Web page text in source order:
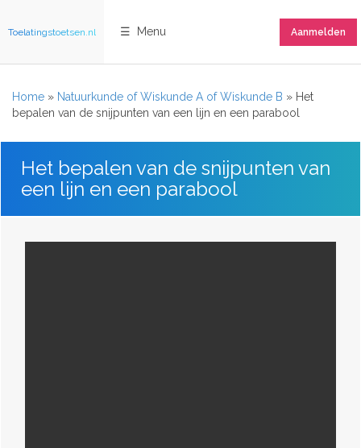
Toelatingstoetsen.nl ☰ Menu Aanmelden
Home » Natuurkunde of Wiskunde A of Wiskunde B » Het
bepalen van de snijpunten van een lijn en een parabool
Het bepalen van de snijpunten van
een lijn en een parabool